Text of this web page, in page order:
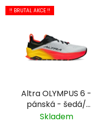
!! BRUTAL AKCE !!
Altra OLYMPUS 6 -
pánská - šedá/
červená
Skladem